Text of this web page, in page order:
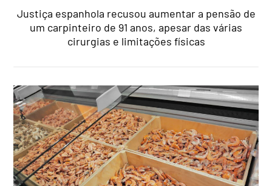
Justiça espanhola recusou aumentar a pensão de
um carpinteiro de 91 anos, apesar das várias
cirurgias e limitações físicas